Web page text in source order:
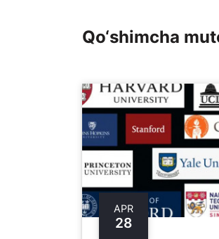
Qo‘shimcha
APR
28